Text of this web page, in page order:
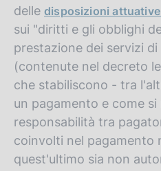
delle disposizioni
sui "diritti e gli obblighi
prestazione dei servizi
(contenute nel decreto
che stabiliscono - tra
un pagamento e come
responsabilità tra
coinvolti nel pagamento
quest'ultimo sia non